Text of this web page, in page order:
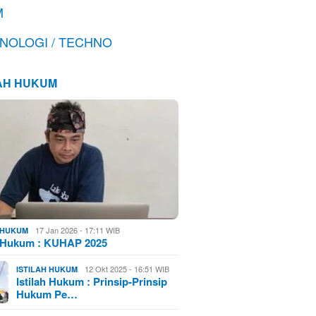
/ TECHNO
HUKUM
17 Jan 2026 - 17:11 WIB
: KUHAP 2025
ISTILAH HUKUM 12 Okt 2025 - 16:51 WIB
Istilah Hukum : Prinsip-Prinsip
Hukum Pe…